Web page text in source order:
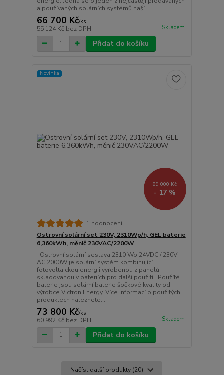
a používaných solárních systémů naší ...
66 700 Kč/ks
55 124 Kč bez DPH Skladem
Přidat do košíku
Novinka
89 000 Kč
- 17 %
1 hodnocení
Ostrovní solární set 230V, 2310Wp/h, GEL baterie
6,360kWh, měnič 230VAC/2200W
Ostrovní solární sestava 2310 Wp 24VDC / 230V
AC 2000W je solární systém kombinující
fotovoltaickou energii vyrobenou z panelů
skladovanou v bateriích pro další použití. Použíté
baterie jsou solární baterie špčkové kvality od
výrobce Victron Energy. Více informací o použitých
produktech naleznete...
73 800 Kč/ks
60 992 Kč bez DPH Skladem
Přidat do košíku
Načíst další produkty (20)